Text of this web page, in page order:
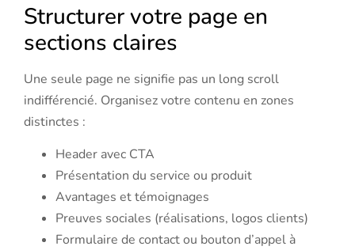
Structurer votre page en
sections claires
Une seule page ne signifie pas un long scroll
indifférencié. Organisez votre contenu en zones
distinctes :
Header avec CTA
Présentation du service ou produit
Avantages et témoignages
Preuves sociales (réalisations, logos clients)
Formulaire de contact ou bouton d’appel à